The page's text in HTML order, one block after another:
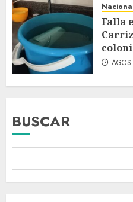
Falla
BUSCAR
Dos